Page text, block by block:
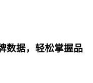
数据，轻松掌握品